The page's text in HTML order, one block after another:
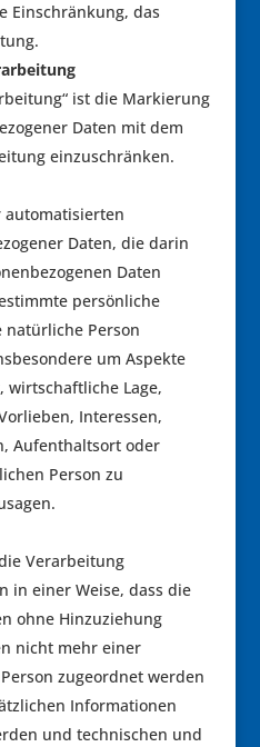
Einschränkung, das
ist die Markierung
Daten mit dem
einzuschränken.
automatisierten
Daten, die darin
Daten
persönliche
natürliche Person
um Aspekte
wirtschaftliche Lage,
Interessen,
Aufenthaltsort oder
Person zu
Verarbeitung
in einer Weise, dass die
ohne Hinzuziehung
nicht mehr einer
zugeordnet werden
Informationen
und technischen und